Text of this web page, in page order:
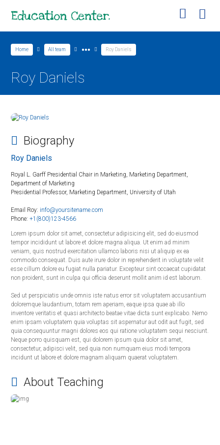
Home All team ●●● Roy Daniels
Roy Daniels
Biography
Roy Daniels
Royal L. Garff Presidential Chair in Marketing, Marketing Department,
Department of Marketing
Presidential Professor, Marketing Department, University of Utah
Email Roy: info@yoursitename.com
Phone:+1(800)123-4566
Lorem ipsum dolor sit amet, consectetur adipisicing elit, sed do eiusmod
tempor incididunt ut labore et dolore magna aliqua. Ut enim ad minim
veniam, quis nostrud exercitation ullamco laboris nisi ut aliquip ex ea
commodo consequat. Duis aute irure dolor in reprehenderit in voluptate velit
esse cillum dolore eu fugiat nulla pariatur. Excepteur sint occaecat cupidatat
non proident, sunt in culpa qui officia deserunt mollit anim id est laborum.
Sed ut perspiciatis unde omnis iste natus error sit voluptatem accusantium
doloremque laudantium, totam rem aperiam, eaque ipsa quae ab illo
inventore veritatis et quasi architecto beatae vitae dicta sunt explicabo. Nemo
enim ipsam voluptatem quia voluptas sit aspernatur aut odit aut fugit, sed
quia consequuntur magni dolores eos qui ratione voluptatem sequi nesciunt.
Neque porro quisquam est, qui dolorem ipsum quia dolor sit amet,
consectetur, adipisci velit, sed quia non numquam eius modi tempora
incidunt ut labore et dolore magnam aliquam quaerat voluptatem.
About Teaching